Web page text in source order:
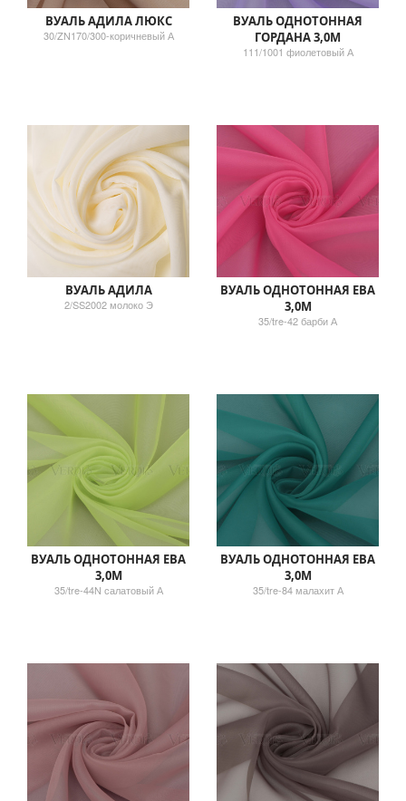
ВУАЛЬ АДИЛА ЛЮКС
30/ZN170/300-коричневый А
ВУАЛЬ ОДНОТОННАЯ
ГОРДАНА 3,0М
111/1001 фиолетовый А
ВУАЛЬ АДИЛА
2/SS2002 молоко Э
ВУАЛЬ ОДНОТОННАЯ ЕВА
3,0М
35/tre-42 барби А
ВУАЛЬ ОДНОТОННАЯ ЕВА
3,0М
35/tre-44N салатовый А
ВУАЛЬ ОДНОТОННАЯ ЕВА
3,0М
35/tre-84 малахит А